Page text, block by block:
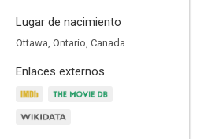
Lugar de nacimiento
Ottawa, Ontario, Canada
Enlaces externos